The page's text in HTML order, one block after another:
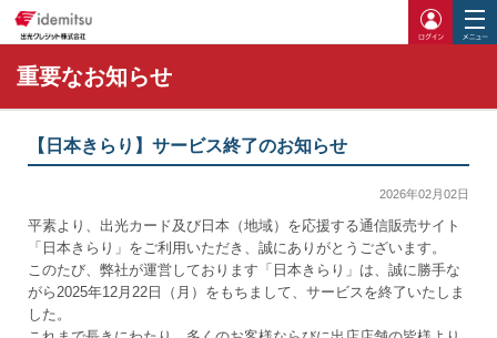
ログイ
重要なお知らせ
【日本きらり】サービス終了のお知らせ
2026年02月02日
平素より、出光カード及び日本（地域）を応援する通信販売サイト
「日本きらり」をご利用いただき、誠にありがとうございます。
このたび、弊社が運営しております「日本きらり」は、誠に勝手な
がら2025年12月22日（月）をもちまして、サービスを終了いたしま
した。